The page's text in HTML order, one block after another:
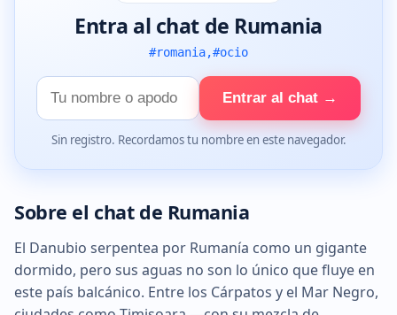
Entra al chat de Rumania
#romania,#ocio
Tu
nombre
Entrar al chat →
Sin registro. Recordamos tu nombre en este navegador.
Sobre el chat de Rumania
El Danubio serpentea por Rumanía como un gigante
dormido, pero sus aguas no son lo único que fluye en
este país balcánico. Entre los Cárpatos y el Mar Negro,